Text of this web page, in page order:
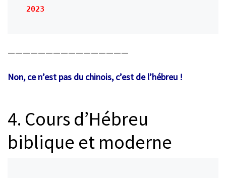
————————————————
Non, ce n’est pas du chinois, c’est de l’hébreu !
4. Cours d’Hébreu
biblique et moderne